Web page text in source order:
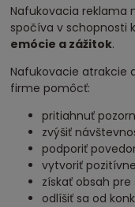
Nafukovacia reklama
spočíva v schopnosti
emócie a zážitok.
Nafukovacie atrakcie
firme pomôcť:
pritiahnuť
zvýšiť
podporiť
vytvoriť
získať obsah
odlíšiť sa od